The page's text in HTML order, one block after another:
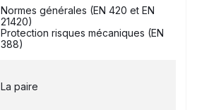
Normes générales (EN 420 et EN
21420)
Protection risques mécaniques (EN
388)
La paire